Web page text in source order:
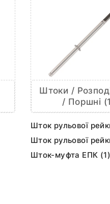
Штоки /
/ Поршні
Шток рульової
Шток рульової
Шток-муфта ЕПК (1)